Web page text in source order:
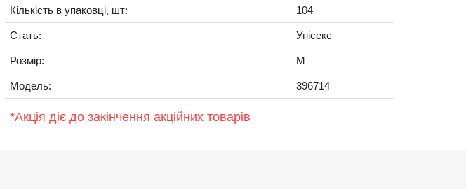
Кількість в упаковці, шт: 104
Стать: Унісекс
Розмір: M
Модель: 396714
*Акція діє до закінчення акційних товарів